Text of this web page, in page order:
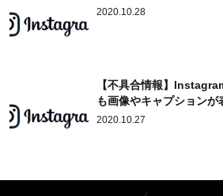
2020.10.28
【不具合情報】
も画像やキャプションが
2020.10.27